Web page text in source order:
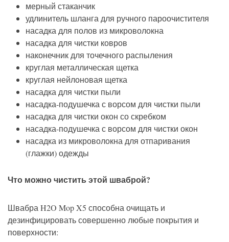
мерный стаканчик
удлинитель шланга для ручного пароочистителя
насадка для полов из микроволокна
насадка для чистки ковров
наконечник для точечного распыления
круглая металлическая щетка
круглая нейлоновая щетка
насадка для чистки пыли
насадка-подушечка с ворсом для чистки пыли
насадка для чистки окон со скребком
насадка-подушечка с ворсом для чистки окон
насадка из микроволокна для отпаривания
(глажки) одежды
Что можно чистить этой шваброй?
Швабра H2O Mop X5 способна очищать и
дезинфицировать совершенно любые покрытия и
поверхности: